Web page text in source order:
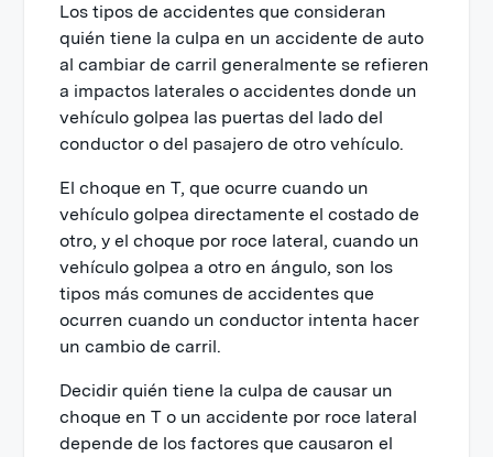
Los tipos de accidentes que consideran
quién tiene la culpa en un accidente de auto
al cambiar de carril generalmente se refieren
a impactos laterales o accidentes donde un
vehículo golpea las puertas del lado del
conductor o del pasajero de otro vehículo.
El choque en T, que ocurre cuando un
vehículo golpea directamente el costado de
otro, y el choque por roce lateral, cuando un
vehículo golpea a otro en ángulo, son los
tipos más comunes de accidentes que
ocurren cuando un conductor intenta hacer
un cambio de carril.
Decidir quién tiene la culpa de causar un
choque en T o un accidente por roce lateral
depende de los factores que causaron el